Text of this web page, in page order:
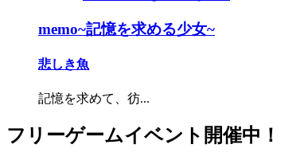
memo~記憶を求める少女~
悲しき魚
記憶を求めて、彷...
フリーゲームイベント開催中！